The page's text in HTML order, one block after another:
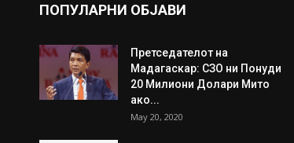
ПОПУЛАРНИ ОБЈАВИ
Претседателот на
Мадагаскар: СЗО ни Понуди
20 Милиони Долари Мито
ако...
May 20, 2020